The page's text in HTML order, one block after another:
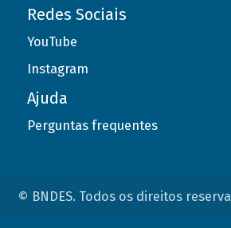
Redes Sociais
YouTube
Instagram
Ajuda
Perguntas frequentes
© BNDES. Todos os direitos